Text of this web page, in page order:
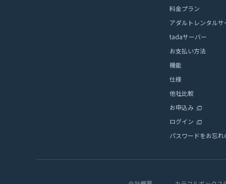
料金プラン
アダルトレンタルサ
tadaサーバー
お支払い方法
機能
仕様
他社比較
お申込み
ログイン
パスワードをお忘れ